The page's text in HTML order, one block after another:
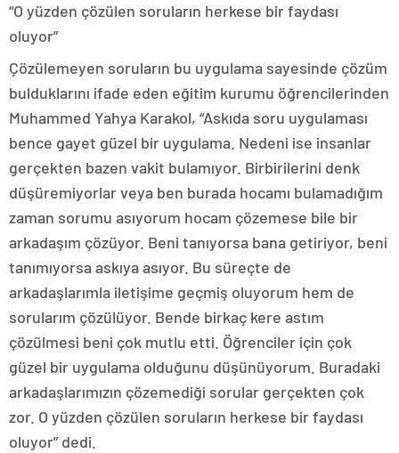
“O yüzden çözülen soruların herkese bir faydası
oluyor”
Çözülemeyen soruların bu uygulama sayesinde çözüm
bulduklarını ifade eden eğitim kurumu öğrencilerinden
Muhammed Yahya Karakol, “Askıda soru uygulaması
bence gayet güzel bir uygulama. Nedeni ise insanlar
gerçekten bazen vakit bulamıyor. Birbirilerini denk
düşüremiyorlar veya ben burada hocamı bulamadığım
zaman sorumu asıyorum hocam çözemese bile bir
arkadaşım çözüyor. Beni tanıyorsa bana getiriyor, beni
tanımıyorsa askıya asıyor. Bu süreçte de
arkadaşlarımla iletişime geçmiş oluyorum hem de
sorularım çözülüyor. Bende birkaç kere astım
çözülmesi beni çok mutlu etti. Öğrenciler için çok
güzel bir uygulama olduğunu düşünüyorum. Buradaki
arkadaşlarımızın çözemediği sorular gerçekten çok
zor. O yüzden çözülen soruların herkese bir faydası
oluyor” dedi.